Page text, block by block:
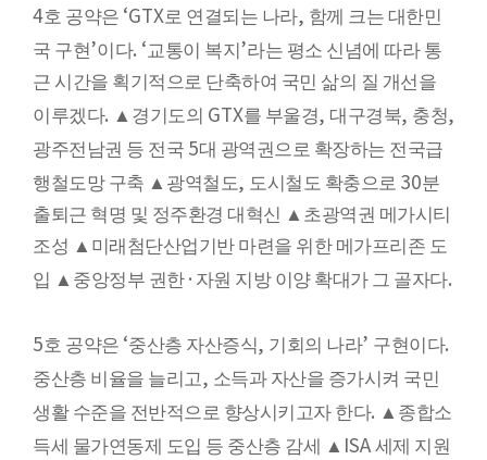
4호 공약은 ‘GTX로 연결되는 나라, 함께 크는 대한민
국 구현’이다. ‘교통이 복지’라는 평소 신념에 따라 통
근 시간을 획기적으로 단축하여 국민 삶의 질 개선을
이루겠다. ▲ 경기도의 GTX를 부울경, 대구경북, 충청,
광주전남권 등 전국 5대 광역권으로 확장하는 전국급
행철도망 구축 ▲ 광역철도, 도시철도 확충으로 30분
출퇴근 혁명 및 정주환경 대혁신 ▲ 초광역권 메가시티
조성 ▲ 미래첨단산업기반 마련을 위한 메가프리존 도
입 ▲ 중앙정부 권한· 자원 지방 이양 확대가 그 골자다.
5호 공약은 ‘중산층 자산증식, 기회의 나라’ 구현이다.
중산층 비율을 늘리고, 소득과 자산을 증가시켜 국민
생활 수준을 전반적으로 향상시키고자 한다. ▲ 종합소
득세 물가연동제 도입 등 중산층 감세 ▲ ISA 세제 지원